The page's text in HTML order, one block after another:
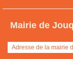
Mairie de
Adresse de la mairie